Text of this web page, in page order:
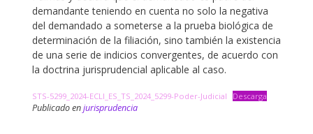
demandante teniendo en cuenta no solo la negativa
del demandado a someterse a la prueba biológica de
determinación de la filiación, sino también la existencia
de una serie de indicios convergentes, de acuerdo con
la doctrina jurisprudencial aplicable al caso.
STS-5299_2024-ECLI_ES_TS_2024_5299-Poder-Judicial Descarga
Publicado enjurisprudencia